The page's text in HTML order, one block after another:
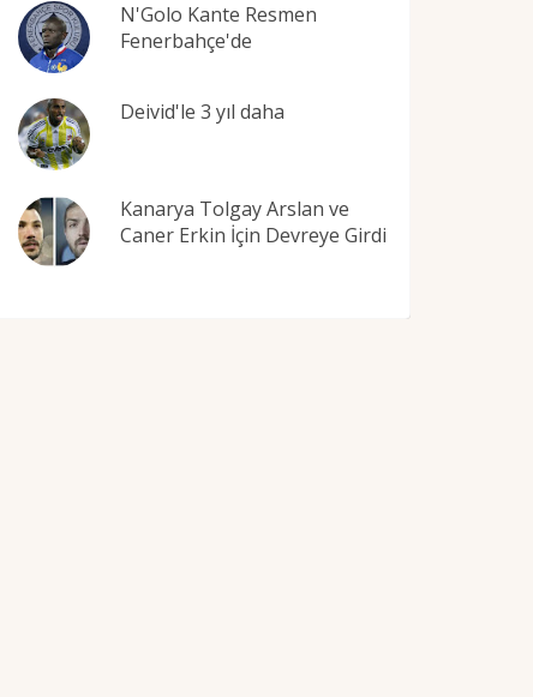
N'Golo Kante Resmen
Fenerbahçe'de
Deivid'le 3 yıl daha
Kanarya Tolgay Arslan ve
Caner Erkin İçin Devreye Girdi